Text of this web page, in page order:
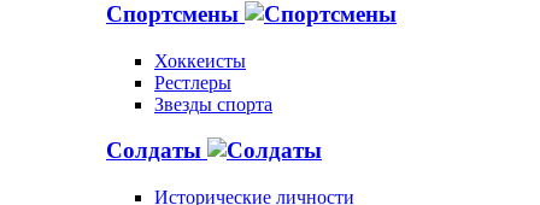
Спортсмены
Хоккеисты
Рестлеры
Звезды спорта
Солдаты
Исторические личности